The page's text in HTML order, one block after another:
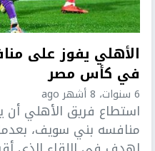
الأهلي يفوز على
في كأس مصر
6 سنوات، 8 أشهر ago
استطاع فريق الأهلي
منافسه بني سويف،